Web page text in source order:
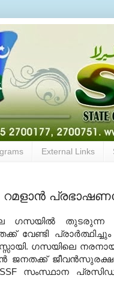
External Links
റമളാന്‍
ഗസയില്‍ തുടരുന്ന
വേണ്ടി
ഗസയിലെ
ജനതക്ക്
സംസ്ഥാന